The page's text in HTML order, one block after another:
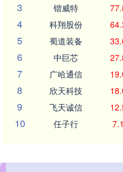
3 锴威特
4 科翔股份
5 蜀道装备
6 中巨芯
7 广哈通信
8 欣天科技
9 飞天诚信
10 任子行